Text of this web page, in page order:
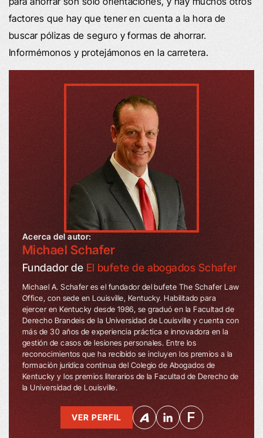
factores que hay que tener en cuenta a la hora de
buscar pólizas de seguro y formas de ahorrar.
Informémonos y protejámonos en la carretera.
Acerca del autor:
Michael Schafer
Fundador de El bufete de abogados Schafer
Michael A. Schafer es el fundador del bufete The Schafer Law
Office, con sede en Louisville, Kentucky. Habilitado para
ejercer en Kentucky desde 1986, se graduó en la Facultad de
Derecho Brandeis de la Universidad de Louisville y cuenta con
más de 30 años de experiencia práctica e innovadora en la
gestión de casos de lesiones personales. Entre los
reconocimientos que ha recibido se incluyen los premios a la
formación jurídica continua del Colegio de Abogados de
Kentucky y los premios literarios de la Facultad de Derecho de
la Universidad de Louisville.
VER PERFIL